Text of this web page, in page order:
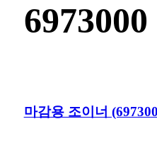
6973000
마감용 조이너